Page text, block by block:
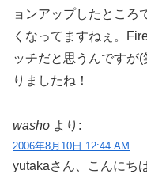
ョンアップしたところ
くなってますねぇ。
ッチだと思うんですが
りましたね！
washo より:
2006年8月10日 12:44 AM
yutakaさん、こんにち